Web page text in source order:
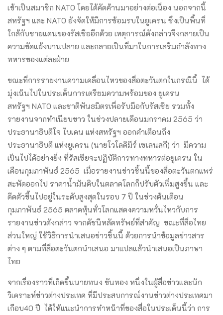
เข้าเป็นสมาชิก NATO โดยได้คัดค้านมาอย่างต่อเนื่อง นอกจากนี้
สหรัฐฯ และ NATO ยังจัดให้มีการซ้อมรบในยูเครน ซึ่งเป็นพื้นที่
ใกล้กับชายแดนของรัสเซียอีกด้วย เหตุการณ์ดังกล่าวจึงกลายเป็น
ความขัดแย้งบานปลาย และกลายเป็นที่มาในการเสริมกำลังทาง
ทหารของแต่ละฝ่าย
ขณะที่การรายงานความเคลื่อนไหวของสื่อตะวันตกในกรณีนี้ ได้
มุ่งเน้นไปในประเด็นการเตรียมความพร้อมของ ยูเครน
สหรัฐฯ NATO และชาติพันธมิตรเพื่อรับมือกับรัสเซีย รวมทั้ง
รายงานจากทำเนียบขาว ในช่วงปลายเดือนมกราคม 2565 ว่า
ประธานาธิบดีโจ ไบเดน แห่งสหรัฐฯ ออกคำเตือนถึง
ประธานาธิบดี แห่งยูเครน (นายโวโลดิมีร์ เซเลนสกี) ว่า มีความ
เป็นไปได้อย่างยิ่ง ที่รัสเซียจะปฏิบัติการทางทหารต่อยูเครน ใน
เดือนกุมภาพันธ์ 2565 เมื่อรายงานข่าวชิ้นนี้ของสื่อตะวันตกแพร่
สะพัดออกไป ราคาน้ำมันดิบในตลาดโลกก็ปรับตัวเพิ่มสูงขึ้น และ
ดีดตัวขึ้นไปอยู่ในระดับสูงสุดในรอบ 7 ปี ในช่วงต้นเดือน
กุมภาพันธ์ 2565 ตลาดหุ้นทั่วโลกแสดงความหวั่นไหวกับการ
รายงานข่าวดังกล่าว จากดัชนีหลัดทรัพย์ที่สำคัญ ขณะที่สื่อไทย
ส่วนใหญ่ ใช้วิธีการนำเสนอข่าวชิ้นนี้ ด้วยการนำข้อมูลข่าวสาร
ต่าง ๆ ตามที่สื่อตะวันตกนำเสนอ มาแปลแล้วนำเสนอเป็นภาษา
ไทย
จากเรื่องราวที่เกิดขึ้นนายทนง ขันทอง หนึ่งในผู้สื่อข่าวและนัก
วิเคราะห์ข่าวต่างประเทศ ที่มีประสบการณ์งานข่าวต่างประเทศมา
เกือบ40 ปี ได้ให้แนะนำการทำหน้าที่ของสื่อในประเด็นนี้ว่า การ